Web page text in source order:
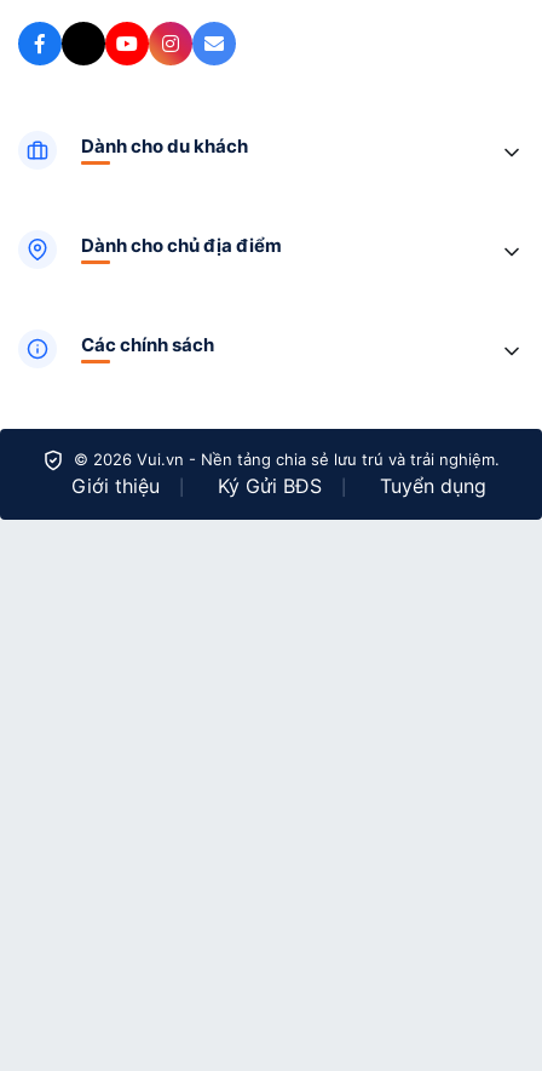
Dành cho du khách
Dành cho chủ địa điểm
Các chính sách
© 2026 Vui.vn - Nền tảng chia sẻ lưu trú và trải nghiệm.
Giới thiệu Ký Gửi BĐS Tuyển dụng